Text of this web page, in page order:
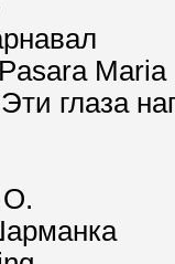
Maria
глаза